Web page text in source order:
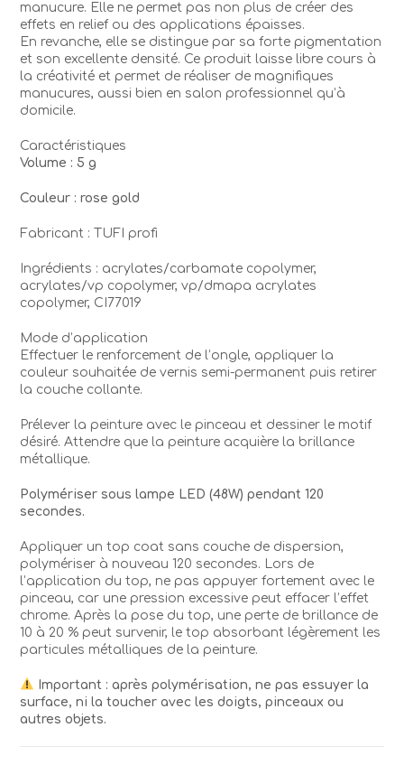
manucure. Elle ne permet pas non plus de créer des
effets en relief ou des applications épaisses.
En revanche, elle se distingue par sa forte pigmentation
et son excellente densité. Ce produit laisse libre cours à
la créativité et permet de réaliser de magnifiques
manucures, aussi bien en salon professionnel qu’à
domicile.
Caractéristiques
Volume : 5 g
Couleur : rose gold
Fabricant : TUFI profi
Ingrédients : acrylates/carbamate copolymer,
acrylates/vp copolymer, vp/dmapa acrylates
copolymer, CI77019
Mode d’application
Effectuer le renforcement de l’ongle, appliquer la
couleur souhaitée de vernis semi-permanent puis retirer
la couche collante.
Prélever la peinture avec le pinceau et dessiner le motif
désiré. Attendre que la peinture acquière la brillance
métallique.
Polymériser sous lampe LED (48W) pendant 120
secondes.
Appliquer un top coat sans couche de dispersion,
polymériser à nouveau 120 secondes. Lors de
l’application du top, ne pas appuyer fortement avec le
pinceau, car une pression excessive peut effacer l’effet
chrome. Après la pose du top, une perte de brillance de
10 à 20 % peut survenir, le top absorbant légèrement les
particules métalliques de la peinture.
Important : après polymérisation, ne pas essuyer la
surface, ni la toucher avec les doigts, pinceaux ou
autres objets.